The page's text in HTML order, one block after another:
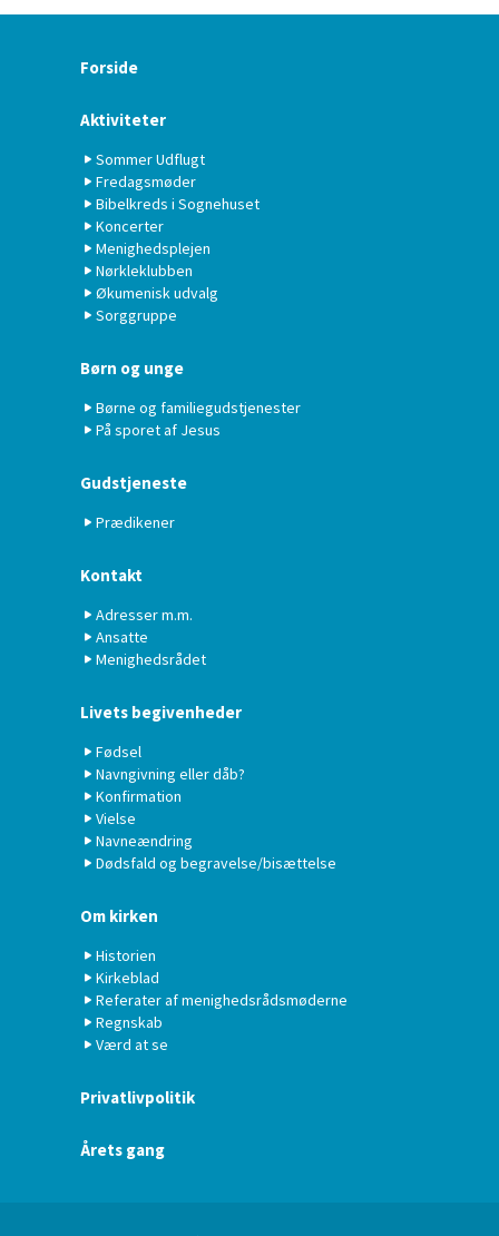
Forside
Aktiviteter
Sommer Udflugt
Fredagsmøder
Bibelkreds i Sognehuset
Koncerter
Menighedsplejen
Nørkleklubben
Økumenisk udvalg
Sorggruppe
Børn og unge
Børne og familiegudstjenester
På sporet af Jesus
Gudstjeneste
Prædikener
Kontakt
Adresser m.m.
Ansatte
Menighedsrådet
Livets begivenheder
Fødsel
Navngivning eller dåb?
Konfirmation
Vielse
Navneændring
Dødsfald og begravelse/bisættelse
Om kirken
Historien
Kirkeblad
Referater af menighedsrådsmøderne
Regnskab
Værd at se
Privatlivpolitik
Årets gang